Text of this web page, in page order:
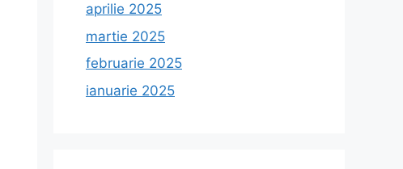
aprilie 2025
martie 2025
februarie 2025
ianuarie 2025